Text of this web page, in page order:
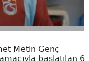
Metin Genç
başlatılan 6